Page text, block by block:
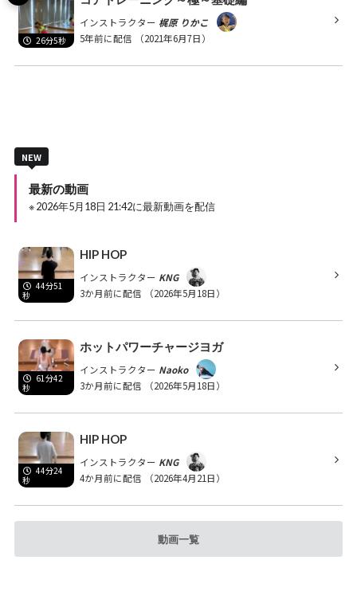
26分5秒
インストラクター 梶原 りかこ
5年前に配信
（2021年6月7日）
NEW
最新の動画
※ 2026年5月18日 21:42に最新動画を配信
44分51
秒
HIP HOP
インストラクター KNG
3か月前に配信
（2026年5月18日）
61分42
秒
ホットパワーチャージヨガ
インストラクター Naoko
3か月前に配信
（2026年5月18日）
44分24
秒
HIP HOP
インストラクター KNG
4か月前に配信
（2026年4月21日）
動画一覧